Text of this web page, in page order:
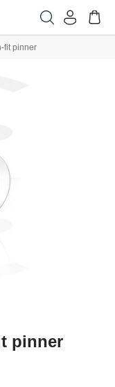
fit pinner
pinner